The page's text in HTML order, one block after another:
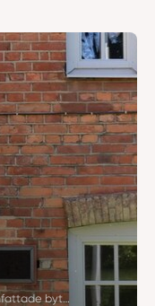
Projektet Värmbol KIAB i Katrineholm omfattade byte av 320 fönster i en historisk fastighet från 1870-talet. Arbetet utfördes med SP-fönster i grå kulör och med spröjs för att efterlikna originalutförandet. Även falsade fönsterbleck med kontinuerligt fästbleck monterades i matchande kulör, med KIAB i Katrineholm som beställare.